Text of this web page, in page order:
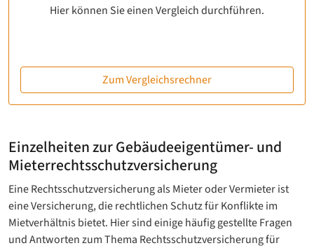
Hier können Sie einen Vergleich durchführen.
Zum Vergleichsrechner
Einzelheiten zur Gebäudeeigentümer- und
Mieterrechts­schutzversicherung
Eine Rechtsschutzversicherung als Mieter oder Vermieter ist
eine Versicherung, die rechtlichen Schutz für Konflikte im
Mietverhältnis bietet. Hier sind einige häufig gestellte Fragen
und Antworten zum Thema Rechtsschutzversicherung für